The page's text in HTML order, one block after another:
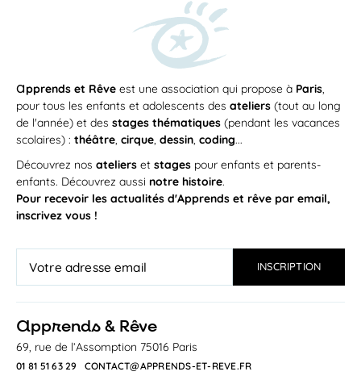
apprends et Rêve est une association qui propose à Paris,
pour tous les enfants et adolescents des ateliers (tout au long
de l'année) et des stages thématiques (pendant les vacances
scolaires) : théâtre, cirque, dessin, coding...
Découvrez nos ateliers et stages pour enfants et parents-
enfants. Découvrez aussi notre histoire.
Pour recevoir les actualités d'Apprends et rêve par email,
inscrivez vous !
apprends & Rêve
69, rue de l’Assomption 75016 Paris
01 81 51 63 29 CONTACT@APPRENDS-ET-REVE.FR